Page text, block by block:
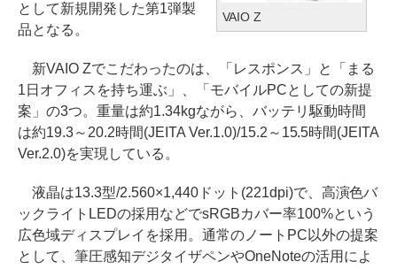
VAIO Z
として新規開発した第1弾製
品となる。
新VAIO Zでこだわったのは、「レスポンス」と「まる
1日オフィスを持ち運ぶ」、「モバイルPCとしての新提
案」の3つ。重量は約1.34kgながら、バッテリ駆動時間
は約19.3～20.2時間(JEITA Ver.1.0)/15.2～15.5時間(JEITA
Ver.2.0)を実現している。
液晶は13.3型/2.560×1,440ドット(221dpi)で、高演色バ
ックライトLEDの採用などでsRGBカバー率100%という
広色域ディスプレイを採用。通常のノートPC以外の提案
として、筆圧感知デジタイザペンやOneNoteの活用によ